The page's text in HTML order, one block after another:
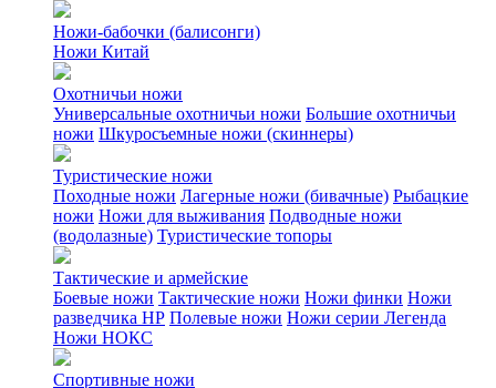
Ножи-бабочки (балисонги)
Ножи Китай
Охотничьи ножи
Универсальные охотничьи ножи Большие охотничьи
ножи Шкуросъемные ножи (скиннеры)
Туристические ножи
Походные ножи Лагерные ножи (бивачные) Рыбацкие
ножи Ножи для выживания Подводные ножи
(водолазные) Туристические топоры
Тактические и армейские
Боевые ножи Тактические ножи Ножи финки Ножи
разведчика НР Полевые ножи Ножи серии Легенда
Ножи НОКС
Спортивные ножи